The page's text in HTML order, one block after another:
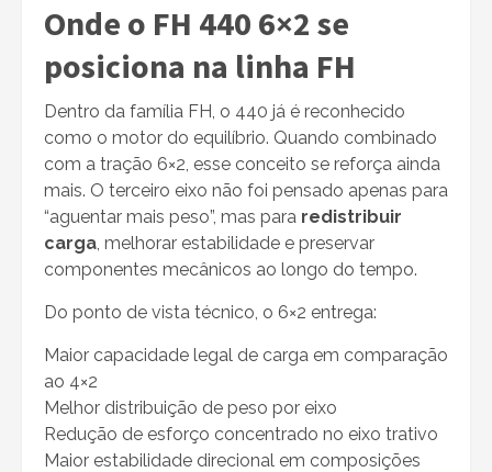
Onde o FH 440 6×2 se
posiciona na linha FH
Dentro da família FH, o 440 já é reconhecido
como o motor do equilíbrio. Quando combinado
com a tração 6×2, esse conceito se reforça ainda
mais. O terceiro eixo não foi pensado apenas para
“aguentar mais peso”, mas para redistribuir
carga, melhorar estabilidade e preservar
componentes mecânicos ao longo do tempo.
Do ponto de vista técnico, o 6×2 entrega:
Maior capacidade legal de carga em comparação
ao 4×2
Melhor distribuição de peso por eixo
Redução de esforço concentrado no eixo trativo
Maior estabilidade direcional em composições